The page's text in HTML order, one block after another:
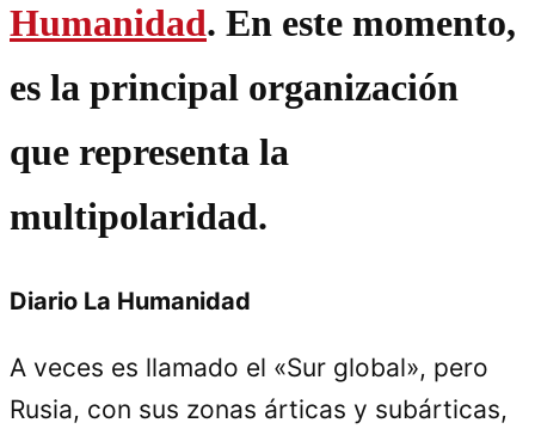
Humanidad. En este momento,
es la principal organización
que representa la
multipolaridad.
Diario La Humanidad
A veces es llamado el «Sur global», pero
Rusia, con sus zonas árticas y subárticas,